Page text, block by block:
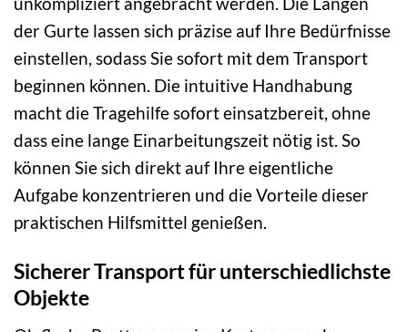
der Gurte lassen sich präzise auf Ihre Bedürfnisse
einstellen, sodass Sie sofort mit dem Transport
beginnen können. Die intuitive Handhabung
macht die Tragehilfe sofort einsatzbereit, ohne
dass eine lange Einarbeitungszeit nötig ist. So
können Sie sich direkt auf Ihre eigentliche
Aufgabe konzentrieren und die Vorteile dieser
praktischen Hilfsmittel genießen.
Sicherer Transport für unterschiedlichste
Objekte